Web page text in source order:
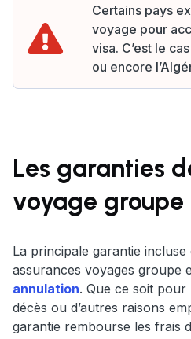
Certains pays
voyage pour
visa. C’est le
ou encore
Les garanties
voyage groupe
La principale garantie incluse
assurances voyages groupe
annulation. Que ce soit
décès ou d’autres raisons
garantie rembourse les frais